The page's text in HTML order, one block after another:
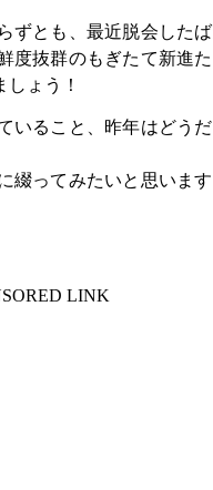
ずとも、最近脱会した
度抜群のもぎたて新進
ょう！
いること、昨年はどう
綴ってみたいと思いま
LINK